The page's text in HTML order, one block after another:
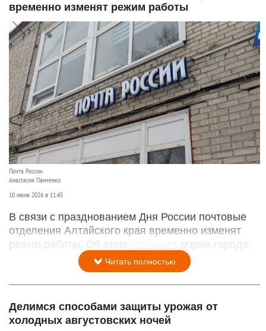
временно изменят режим работы
Почта России.
Анастасия Панченко
10 июня 2026 в 11:45
В связи с празднованием Дня России почтовые
отделения Алтайского края временно изменят
режим работы. Об этом
сообщает мэрия города.
Читать полностью
Делимся способами защиты урожая от
холодных августовских ночей